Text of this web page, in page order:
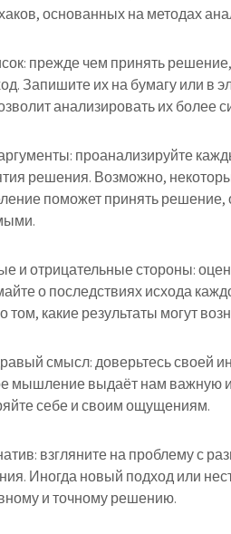
основанных на методах
прежде чем принять
Запишите их на бумагу или в
анализировать их более
проанализируйте
решения. Возможно,
поможет принять решение,
и отрицательные стороны:
о последствиях исхода
том, какие результаты могут
смысл: доверьтесь своей
мышление выдаёт нам важную
себе и своим ощущениям.
взгляните на проблему с
Иногда новый подход или
и точному решению.